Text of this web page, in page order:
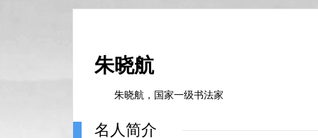
朱晓航
朱晓航，国家一级书法家
名人简介